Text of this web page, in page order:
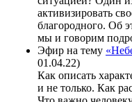
активизировать
благородного. Об
мы и говорим
Эфир на тему
01.04.22)
Как описать
и не только. Как